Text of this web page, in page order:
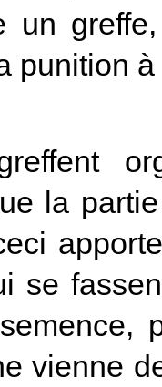
un
punition
la
se
vienne